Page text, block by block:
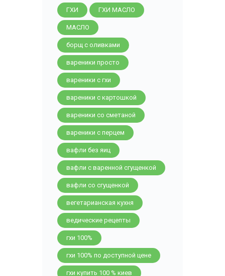
ГХИ ГХИ МАСЛО
МАСЛО
борщ с оливками
вареники просто
вареники с гхи
вареники с картошкой
вареники со сметаной
вареники с перцем
вафли без яиц
вафли с варенной сгущенкой
вафли со сгущенкой
вегетарианская кухня
ведические рецепты
гхи 100%
гхи 100% по доступной цене
гхи купить 100 % киев